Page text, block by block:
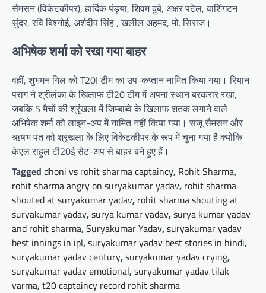
सैमसन (विकेटकीपर), हार्दिक पंड्या, शिवम दुबे, अक्षर पटेल, वाशिंगटन
सुंदर, रवि बिश्नोई, अर्शदीप सिंह , खलील अहमद, मो. सिराज।
अभिषेक शर्मा को रखा गया बाहर
वहीं, शुभमन गिल को T20I टीम का उप-कप्तान नामित किया गया। रियान
पराग ने श्रीलंका के खिलाफ टी20 टीम में अपना स्थान बरकरार रखा,
जबकि 5 मैचों की श्रृंखला में जिम्बाब्वे के खिलाफ शतक लगाने वाले
अभिषेक शर्मा को लाइन-अप में नामित नहीं किया गया। संजू सैमसन और
ऋषभ पंत को श्रृंखला के लिए विकेटकीपर के रूप में चुना गया है क्योंकि
केएल राहुल टी20ई सेट-अप से बाहर बने हुए हैं।
Tagged dhoni vs rohit sharma captaincy, Rohit Sharma,
rohit sharma angry on suryakumar yadav, rohit sharma
shouted at suryakumar yadav, rohit sharma shouting at
suryakumar yadav,surya kumar yadav,surya kumar yadav
and rohit sharma,Suryakumar Yadav,suryakumar yadav
best innings in ipl,suryakumar yadav best stories in hindi,
suryakumar yadav century,suryakumar yadav crying,
suryakumar yadav emotional,suryakumar yadav tilak
varma,t20 captaincy record rohit sharma